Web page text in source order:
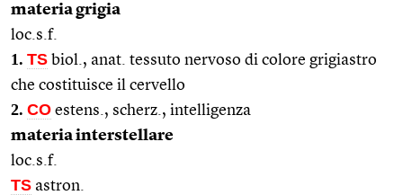
materia grigia
loc.s.f.
1. TS biol., anat. tessuto nervoso di colore grigiastro
che costituisce il cervello
2. CO estens., scherz., intelligenza
materia interstellare
loc.s.f.
TS astron.